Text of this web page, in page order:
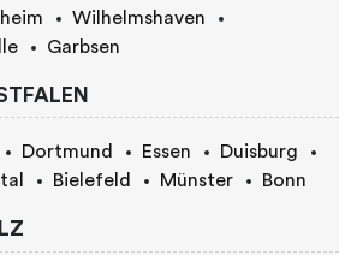
Wilhelmshaven
Garbsen
Dortmund Essen
Duisburg
Bielefeld Münster Bonn